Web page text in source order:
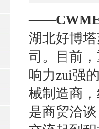
湖北好博
司。目前
响力zui强
械制造商
是商贸洽